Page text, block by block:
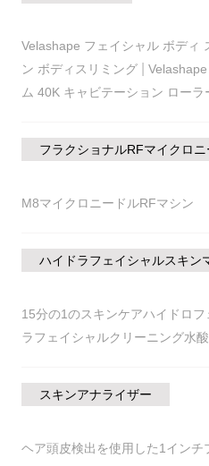
Velashape フェイシャル ボディ
ン ボディスリミング|
ム 40K キャビテーション ロー
フラクショナルRFマイクロ
M8マイクロニードルRFマシン
ハイドラフェイシャルスキン
15分の1のスキンケアハイドロ
ラフェイシャルクリーニング水
スキンアナライザー
ヘア頭皮検出を使用した1イン